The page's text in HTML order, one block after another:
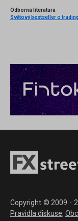
Odborná literatura
Copyright © 2009 -
Pravidla diskuse,